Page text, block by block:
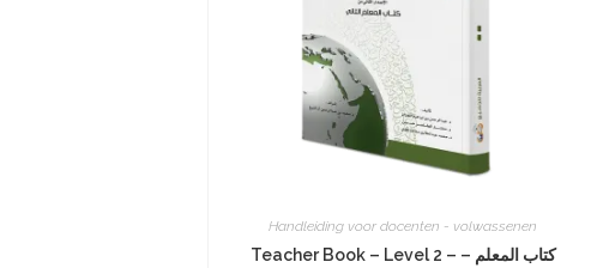
Handleiding voor docenten - volwassenen
Teacher Book – Level 2 – كتاب المعلم –